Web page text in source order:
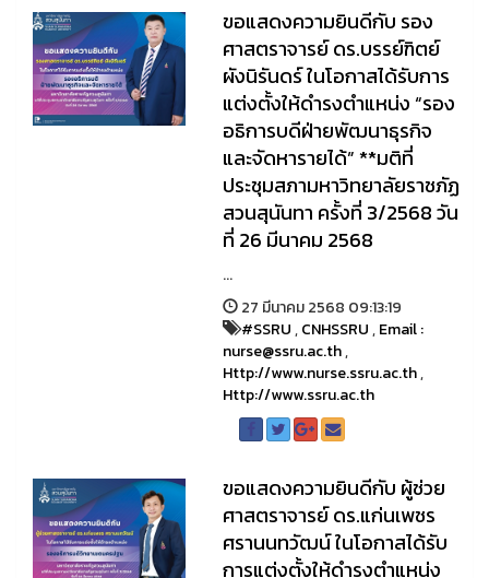
ขอแสดงความยินดีกับ รอง
ศาสตราจารย์ ดร.บรรย์ฑิตย์
ผังนิรันดร์ ในโอกาสได้รับการ
แต่งตั้งให้ดำรงตำแหน่ง “รอง
อธิการบดีฝ่ายพัฒนาธุรกิจ
และจัดหารายได้” **มติที่
ประชุมสภามหาวิทยาลัยราชภัฏ
สวนสุนันทา ครั้งที่ 3/2568 วัน
ที่ 26 มีนาคม 2568
...
27 มีนาคม 2568 09:13:19
#SSRU,CNHSSRU,Email :
nurse@ssru.ac.th,
Http://www.nurse.ssru.ac.th,
Http://www.ssru.ac.th
ขอแสดงความยินดีกับ ผู้ช่วย
ศาสตราจารย์ ดร.แก่นเพชร
ศรานนทวัฒน์ ในโอกาสได้รับ
การแต่งตั้งให้ดำรงตำแหน่ง